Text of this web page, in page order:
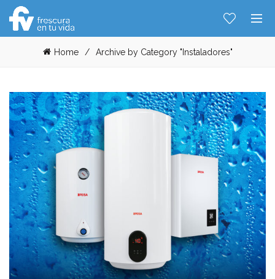
Home Archive by Category "Instaladores"
Hablemos...
Solo tenes que decirme: Hola